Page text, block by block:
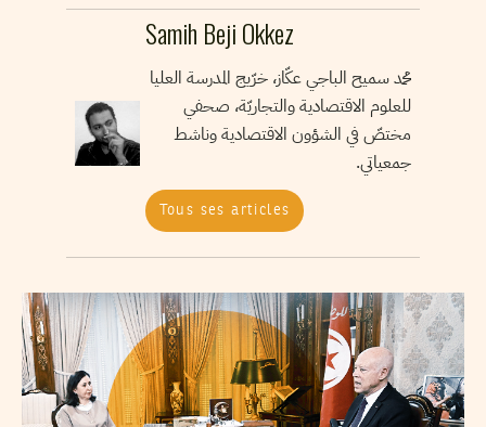
Samih Beji Okkez
محمد سميح الباجي عكّاز، خرّيج المدرسة العليا
للعلوم الاقتصادية والتجاريّة، صحفي
مختصّ في الشؤون الاقتصادية وناشط
جمعياتي.
Tous ses articles